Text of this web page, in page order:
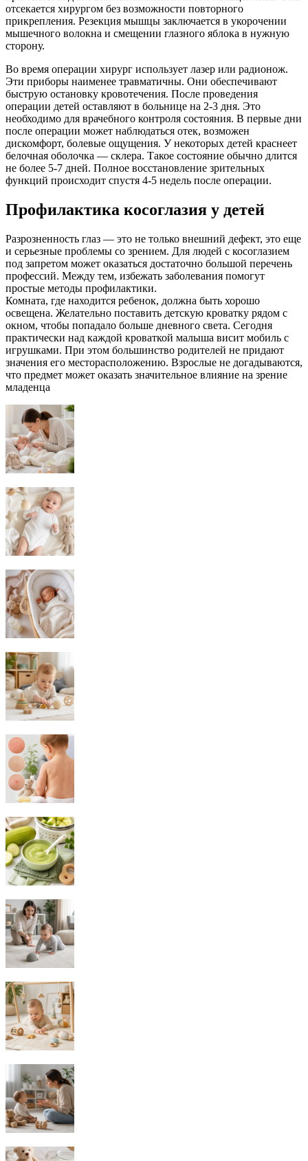
отсекается хирургом без возможности повторного
прикрепления. Резекция мышцы заключается в укорочении
мышечного волокна и смещении глазного яблока в нужную
сторону.
Во время операции хирург использует лазер или радионож.
Эти приборы наименее травматичны. Они обеспечивают
быструю остановку кровотечения. После проведения
операции детей оставляют в больнице на 2-3 дня. Это
необходимо для врачебного контроля состояния. В первые дни
после операции может наблюдаться отек, возможен
дискомфорт, болевые ощущения. У некоторых детей краснеет
белочная оболочка — склера. Такое состояние обычно длится
не более 5-7 дней. Полное восстановление зрительных
функций происходит спустя 4-5 недель после операции.
Профилактика косоглазия у детей
Разрозненность глаз — это не только внешний дефект, это еще
и серьезные проблемы со зрением. Для людей с косоглазием
под запретом может оказаться достаточно большой перечень
профессий. Между тем, избежать заболевания помогут
простые методы профилактики.
Комната, где находится ребенок, должна быть хорошо
освещена. Желательно поставить детскую кроватку рядом с
окном, чтобы попадало больше дневного света. Сегодня
практически над каждой кроваткой малыша висит мобиль с
игрушками. При этом большинство родителей не придают
значения его месторасположению. Взрослые не догадываются,
что предмет может оказать значительное влияние на зрение
младенца